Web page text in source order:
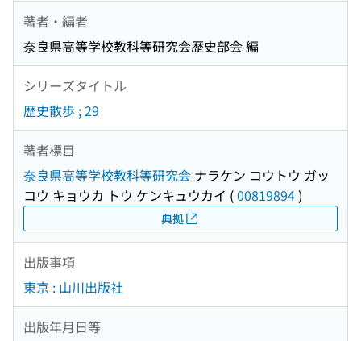
著者・編者
奈良県高等学校教科等研究会歴史部会 編
シリーズタイトル
歴史散歩 ; 29
著者標目
奈良県高等学校教科等研究会 ナラケン コウトウ ガッ
コウ キョウカ トウ ケンキュウカイ (00819894)
典拠
出版事項
東京 : 山川出版社
出版年月日等